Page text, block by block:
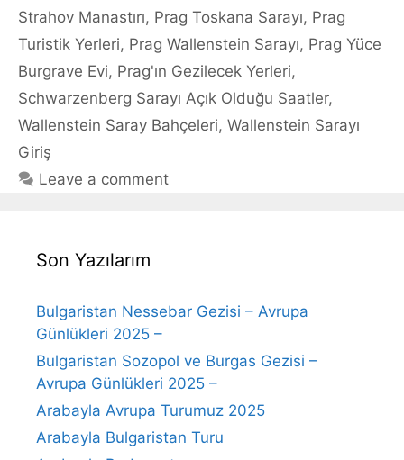
Strahov Manastırı, Prag Toskana Sarayı, Prag
Turistik Yerleri, Prag Wallenstein Sarayı, Prag Yüce
Burgrave Evi, Prag'ın Gezilecek Yerleri,
Schwarzenberg Sarayı Açık Olduğu Saatler,
Wallenstein Saray Bahçeleri, Wallenstein Sarayı
Giriş
Leave a comment
Son Yazılarım
Bulgaristan Nessebar Gezisi – Avrupa
Günlükleri 2025 –
Bulgaristan Sozopol ve Burgas Gezisi –
Avrupa Günlükleri 2025 –
Arabayla Avrupa Turumuz 2025
Arabayla Bulgaristan Turu